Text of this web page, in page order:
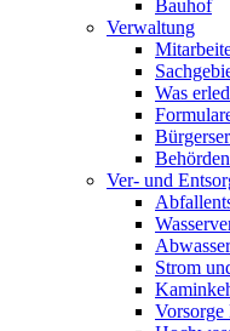
Bauhof
Verwaltung
Was
Ver- und
Strom